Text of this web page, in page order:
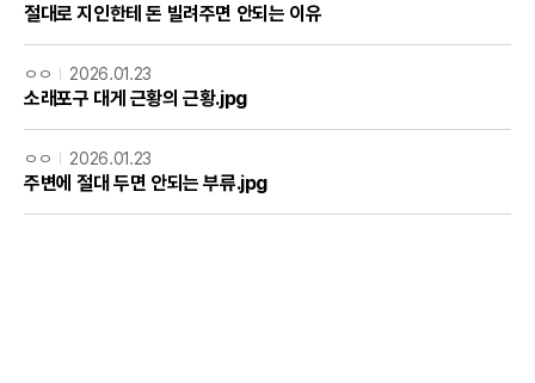
절대로 지인한테 돈 빌려주면 안되는 이유
ㅇㅇ 2026.01.23
소래포구 대게 근황의 근황.jpg
ㅇㅇ 2026.01.23
주변에 절대 두면 안되는 부류.jpg